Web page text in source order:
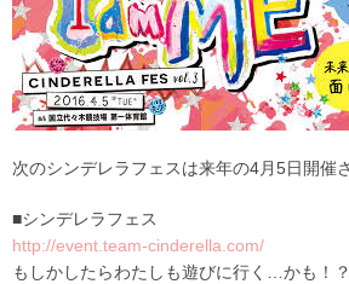
次のシンデレラフェスは来年の4月5日開催
■シンデレラフェス
http://event.team-cinderella.com/
もしかしたらわたしも遊びに行く…かも！？